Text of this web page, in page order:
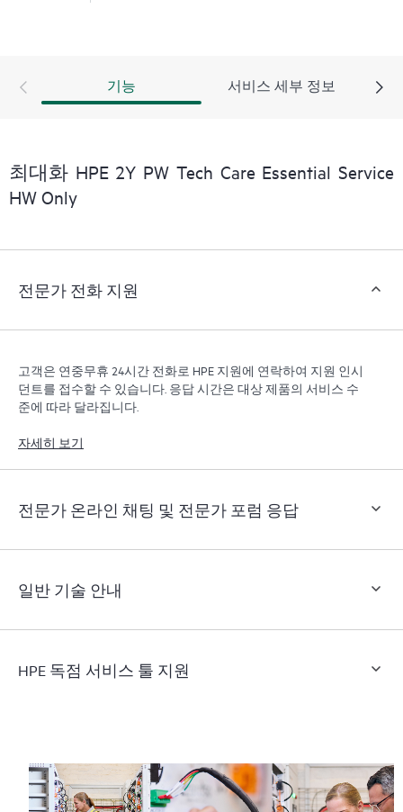
제품, 서비스, 사례에 대한 실행 가능한 데이터와 HPE
Tech Care 서비스 하에 지원되는 지원 계약을 제공하는
제품과 그 상호 작용 방식을 인지하여 더 쉽게 자산을 관
리할 수 있습니다. 새로운 셀프 서비스 툴을 활용하여 고
객은 지원 인시던트를 열지 않고도 특정 활동을 수행할
Tech Care 서비스는 엣지부터 클라우드까지 우수한 운영
세스를 제공합니다.
기능 서비스 세부 정보
최대화 HPE 2Y PW Tech Care Essential Service
HW Only
전문가 전화 지원
고객은 연중무휴 24시간 전화로 HPE 지원에 연락하여 지원 인시
던트를 접수할 수 있습니다. 응답 시간은 대상 제품의 서비스 수
준에 따라 달라집니다.
자세히 보기
전문가 온라인 채팅 및 전문가 포럼 응답
일반 기술 안내
HPE 독점 서비스 툴 지원